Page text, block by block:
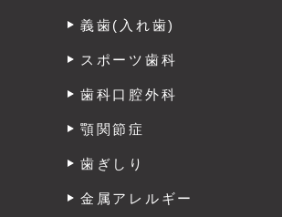
義歯(入れ歯)
スポーツ歯科
歯科口腔外科
顎関節症
歯ぎしり
金属アレルギー